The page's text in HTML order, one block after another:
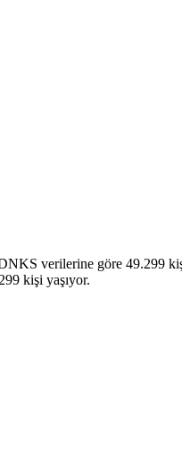
verilerine göre 49.299
kişi yaşıyor.